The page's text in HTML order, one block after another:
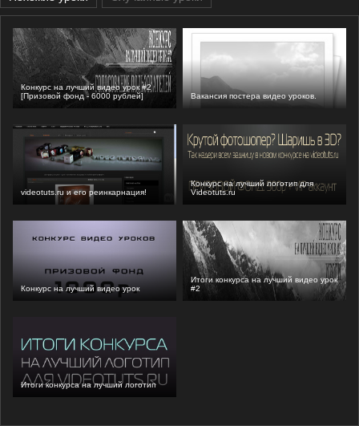
Конкурс на лучший видео урок #2
[Призовой фонд - 6000 рублей]
Вакансия постера видео уроков.
videotuts.ru и его реинкарнация!
Конкурс на лучший логотип для
Videotuts.ru
Конкурс на лучший видео урок
Итоги конкурса на лучший видео урок
#2
Итоги конкурса на лучший логотип